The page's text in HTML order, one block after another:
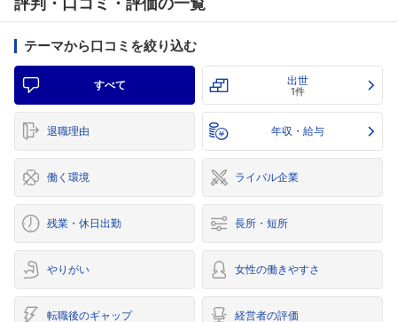
テーマから口コミを絞り込む
すべて 出世
1件
退職理由 年収・給与
働く環境 ライバル企業
残業・休日出勤 長所・短所
やりがい 女性の働きやすさ
転職後のギャップ 経営者の評価